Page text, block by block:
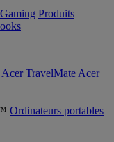
Gaming Produits
Acer TravelMate Acer
Ordinateurs portables